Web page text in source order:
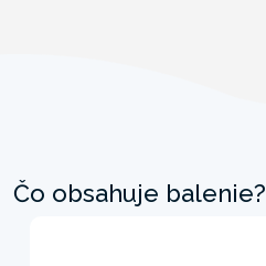
Čo obsahuje balenie?